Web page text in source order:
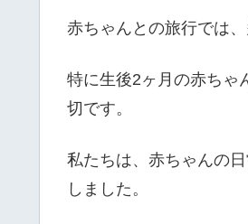
赤ちゃんとの旅行では
特に生後2ヶ月の赤ちゃ
切です。
私たちは、赤ちゃんの
しました。